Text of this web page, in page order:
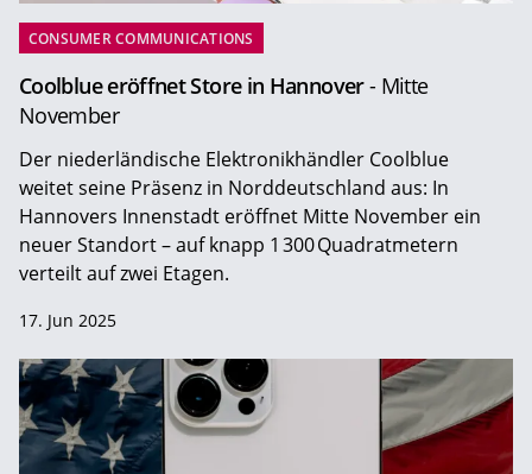
CONSUMER COMMUNICATIONS
Coolblue eröffnet Store in Hannover- Mitte
November
Der niederländische Elektronikhändler Coolblue
weitet seine Präsenz in Norddeutschland aus: In
Hannovers Innenstadt eröffnet Mitte November ein
neuer Standort – auf knapp 1 300 Quadratmetern
verteilt auf zwei Etagen.
17. Jun 2025